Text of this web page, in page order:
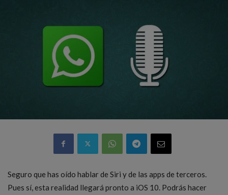
Seguro que has oído hablar de Siri y de las apps de terceros.
Pues sí, esta realidad llegará pronto a iOS 10. Podrás hacer